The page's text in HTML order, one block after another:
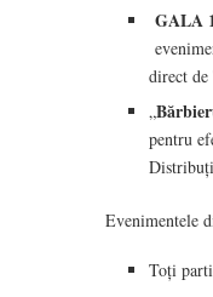
GALA
direct
„
pentru
Evenimentele
Toți